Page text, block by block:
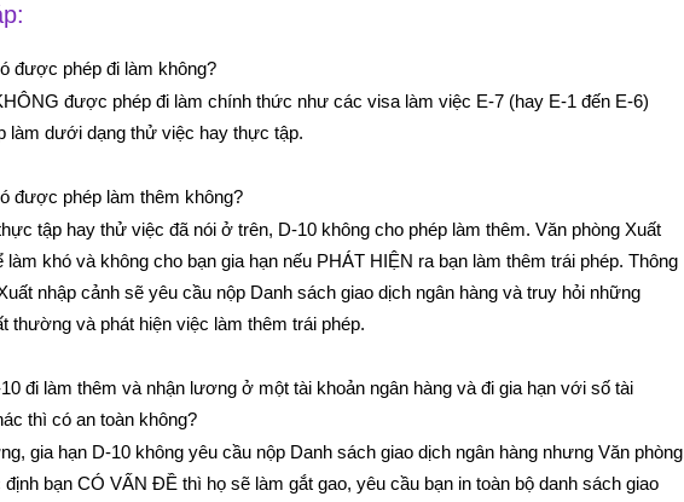
được phép đi làm không?
được phép đi làm chính thức như các visa làm việc E-7 (hay E-1 đến E-6)
làm dưới dạng thử việc hay thực tập.
được phép làm thêm không?
tập hay thử việc đã nói ở trên, D-10 không cho phép làm thêm. Văn phòng Xuất
làm khó và không cho bạn gia hạn nếu PHÁT HIỆN ra bạn làm thêm trái phép. Thông
nhập cảnh sẽ yêu cầu nộp Danh sách giao dịch ngân hàng và truy hỏi những
thường và phát hiện việc làm thêm trái phép.
đi làm thêm và nhận lương ở một tài khoản ngân hàng và đi gia hạn với số tài
thì có an toàn không?
gia hạn D-10 không yêu cầu nộp Danh sách giao dịch ngân hàng nhưng Văn phòng
bạn CÓ VẤN ĐỀ thì họ sẽ làm gắt gao, yêu cầu bạn in toàn bộ danh sách giao